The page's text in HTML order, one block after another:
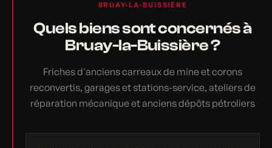
BRUAY-LA-BUISSIÈRE
Quels biens sont concernés à
Bruay-la-Buissière ?
Friches d'anciens carreaux de mine et corons
reconvertis, garages et stations-service, ateliers de
réparation mécanique et anciens dépôts pétroliers